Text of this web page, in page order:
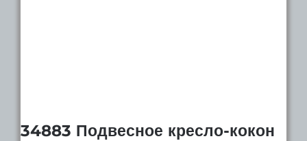
34883 Подвесное кресло-кокон